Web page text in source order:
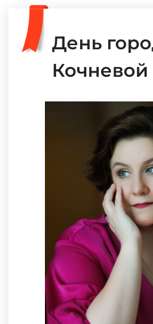
День
Кочневой